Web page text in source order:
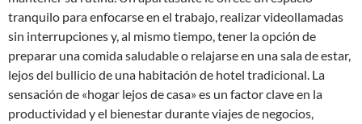
tranquilo para enfocarse en el trabajo, realizar videollamadas
sin interrupciones y, al mismo tiempo, tener la opción de
preparar una comida saludable o relajarse en una sala de estar,
lejos del bullicio de una habitación de hotel tradicional. La
sensación de «hogar lejos de casa» es un factor clave en la
productividad y el bienestar durante viajes de negocios,